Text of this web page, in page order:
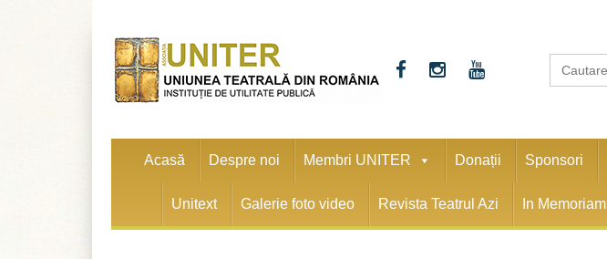
Search
for:
Acasă Despre noi Membri UNITER Donații Sponsori
Unitext Galerie foto video Revista Teatrul Azi In Memoriam